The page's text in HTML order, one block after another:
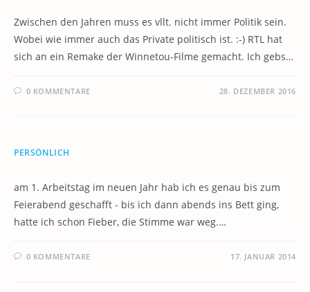
Zwischen den Jahren muss es vllt. nicht immer Politik sein.
Wobei wie immer auch das Private politisch ist. :-) RTL hat
sich an ein Remake der Winnetou-Filme gemacht. Ich gebs…
0 KOMMENTARE 28. DEZEMBER 2016
PERSÖNLICH
am 1. Arbeitstag im neuen Jahr hab ich es genau bis zum
Feierabend geschafft - bis ich dann abends ins Bett ging,
hatte ich schon Fieber, die Stimme war weg.…
0 KOMMENTARE 17. JANUAR 2014